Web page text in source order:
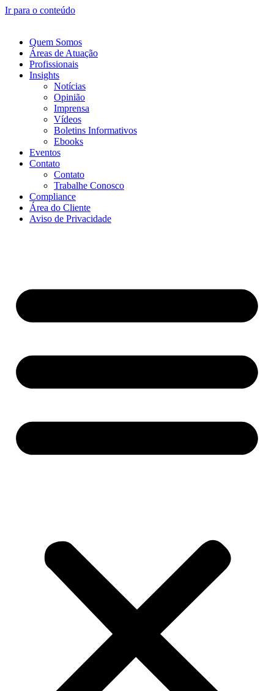
Ir para o conteúdo
Quem Somos
Áreas de Atuação
Profissionais
Insights
Notícias
Opinião
Imprensa
Vídeos
Boletins Informativos
Ebooks
Eventos
Contato
Contato
Trabalhe Conosco
Compliance
Área do Cliente
Aviso de Privacidade